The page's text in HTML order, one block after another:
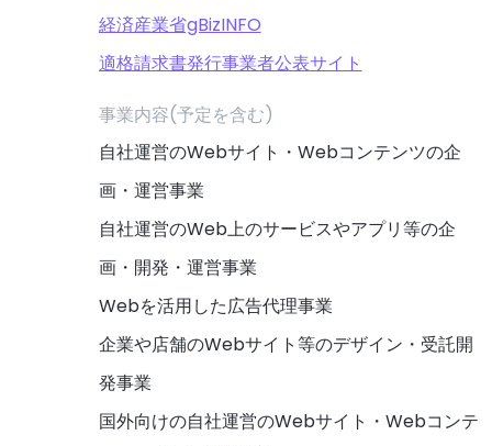
経済産業省gBizINFO
適格請求書発行事業者公表サイト
事業内容(予定を含む)
自社運営のWebサイト・Webコンテンツの企
画・運営事業
自社運営のWeb上のサービスやアプリ等の企
画・開発・運営事業
Webを活用した広告代理事業
企業や店舗のWebサイト等のデザイン・受託開
発事業
国外向けの自社運営のWebサイト・Webコンテ